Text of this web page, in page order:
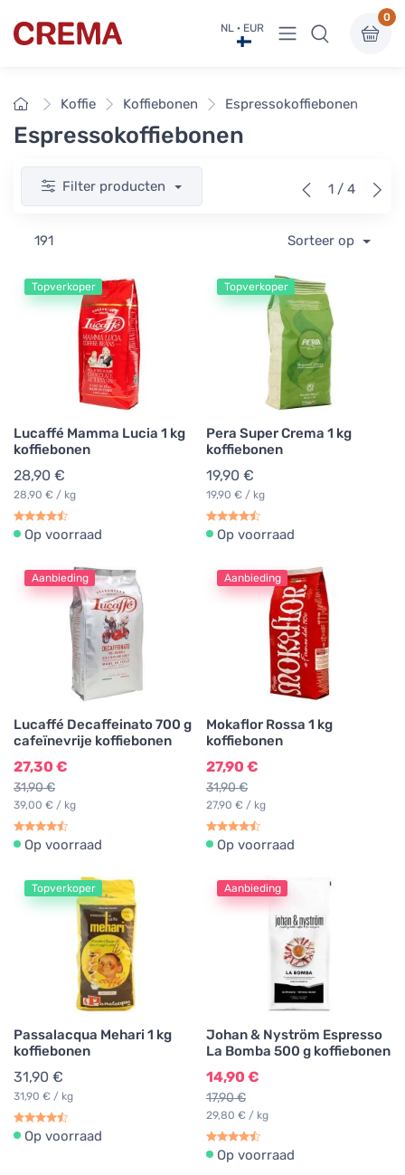
Crema NL · EUR Menu bekijken
0
HomeKoffie Koffiebonen Espressokoffiebonen
Espressokoffiebonen
Filter producten 1 / 4
191 Sorteer op
Topverkoper
Lucaffé Mamma Lucia 1 kg
koffiebonen
28,90 €
28,90 € / kg
Op voorraad
Topverkoper
Pera Super Crema 1 kg
koffiebonen
19,90 €
19,90 € / kg
Op voorraad
Aanbieding
Lucaffé Decaffeinato 700 g
cafeïnevrije koffiebonen
27,30 €
31,90 €
39,00 € / kg
Op voorraad
Aanbieding
Mokaflor Rossa 1 kg
koffiebonen
27,90 €
31,90 €
27,90 € / kg
Op voorraad
Topverkoper
Passalacqua Mehari 1 kg
koffiebonen
31,90 €
31,90 € / kg
Op voorraad
Aanbieding
Johan & Nyström Espresso
La Bomba 500 g koffiebonen
14,90 €
17,90 €
29,80 € / kg
Op voorraad